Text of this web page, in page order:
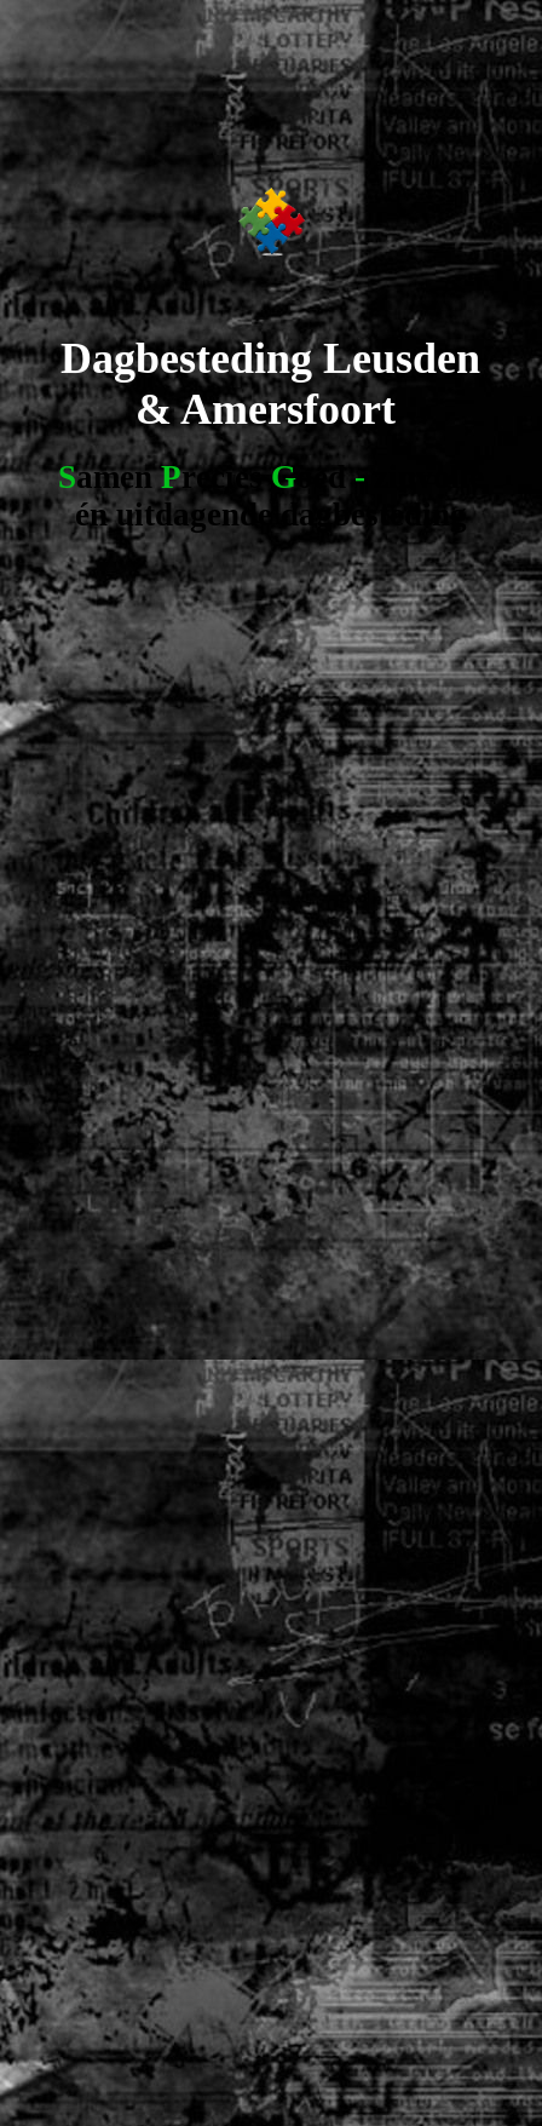
Dagbesteding Leusden
& Amersfoort
SamenPrecies Goed -
én uitdagende dagbesteding